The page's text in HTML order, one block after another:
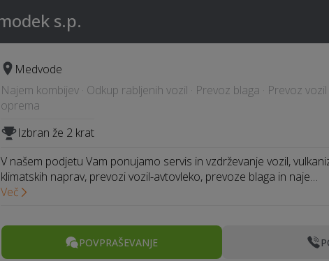
s.p.
Medvode
Najem kombijev · Odkup rabljenih vozil · Prevoz blaga · Prevoz
oprema
Izbran že 2 krat
V našem podjetu Vam ponujamo servis in vzdrževanje vozil,
klimatskih naprav, prevozi vozil-avtovleko, prevoze blaga in naje…
Več
POVPRAŠEVANJE